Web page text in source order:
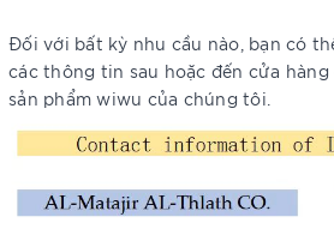
Đối với bất kỳ nhu cầu nào, bạn có
các thông tin sau hoặc đến cửa
sản phẩm wiwu của chúng tôi.